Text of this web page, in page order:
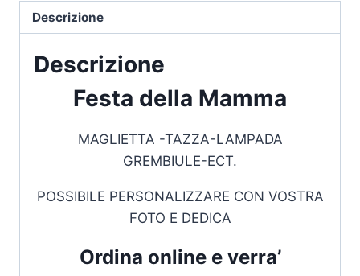
quantità
Descrizione
Descrizione
Festa della Mamma
MAGLIETTA -TAZZA-LAMPADA
GREMBIULE-ECT.
POSSIBILE PERSONALIZZARE CON VOSTRA
FOTO E DEDICA
Ordina online e verra’